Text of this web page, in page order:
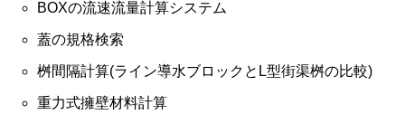
BOXの流速流量計算システム
蓋の規格検索
桝間隔計算(ライン導水ブロックとL型街渠桝の比較)
重力式擁壁材料計算